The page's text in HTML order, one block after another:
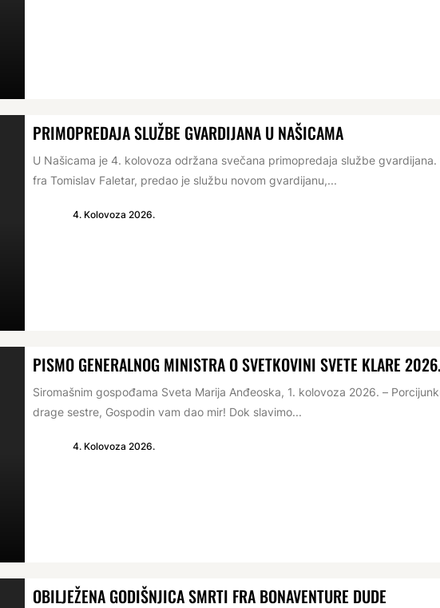
PRIMOPREDAJA SLUŽBE GVARDIJANA U NAŠICAMA
U Našicama je 4. kolovoza održana svečana primopredaja službe
fra Tomislav Faletar, predao je službu novom gvardijanu,...
4. Kolovoza 2026.
PISMO GENERALNOG MINISTRA O SVETKOVINI SVETE KLARE 2026.
Siromašnim gospođama Sveta Marija Anđeoska, 1. kolovoza 2026. –
drage sestre, Gospodin vam dao mir! Dok slavimo...
4. Kolovoza 2026.
OBILJEŽENA GODIŠNJICA SMRTI FRA BONAVENTURE DUDE